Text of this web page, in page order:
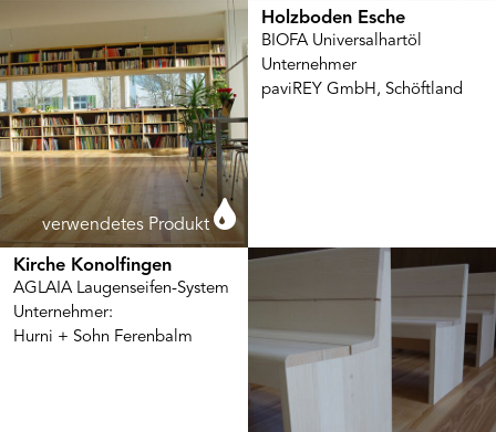
verwendetes Produkt
Holzboden Esche
BIOFA Universalhartöl
Unternehmer
paviREY GmbH, Schöftland
Kirche Konolfingen
AGLAIA Laugenseifen-System
Unternehmer:
Hurni + Sohn Ferenbalm